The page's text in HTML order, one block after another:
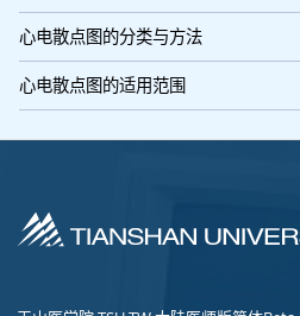
心电散点图的分类与方法
心电散点图的适用范围